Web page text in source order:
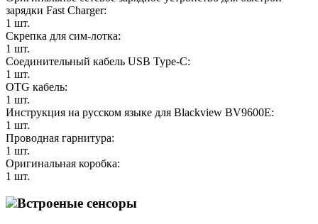
зарядки Fast Charger:
1 шт.
Скрепка для сим-лотка:
1 шт.
Соединительный кабель USB Type-C:
1 шт.
OTG кабель:
1 шт.
Инструкция на русском языке для Blackview BV9600E:
1 шт.
Проводная гарнитура:
1 шт.
Оригинальная коробка:
1 шт.
Встроеные сенсоры